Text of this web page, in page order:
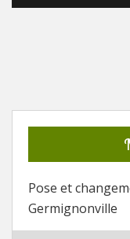
Pose et
Germignonville